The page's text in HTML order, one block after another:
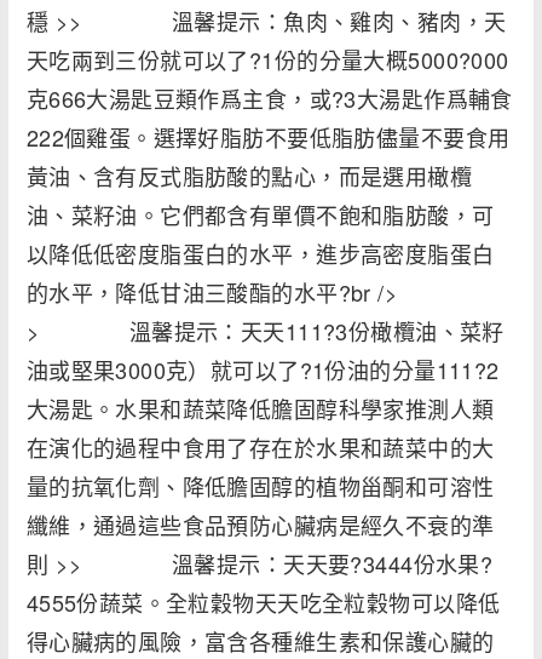
穩 >> 溫馨提示：魚肉、雞肉、豬肉，天
天吃兩到三份就可以了?1份的分量大概5000?000
克666大湯匙豆類作爲主食，或?3大湯匙作爲輔食
222個雞蛋。選擇好脂肪不要低脂肪儘量不要食用
黃油、含有反式脂肪酸的點心，而是選用橄欖
油、菜籽油。它們都含有單價不飽和脂肪酸，可
以降低低密度脂蛋白的水平，進步高密度脂蛋白
的水平，降低甘油三酸酯的水平?br />
> 溫馨提示：天天111?3份橄欖油、菜籽
油或堅果3000克）就可以了?1份油的分量111?2
大湯匙。水果和蔬菜降低膽固醇科學家推測人類
在演化的過程中食用了存在於水果和蔬菜中的大
量的抗氧化劑、降低膽固醇的植物甾酮和可溶性
纖維，通過這些食品預防心臟病是經久不衰的準
則 >> 溫馨提示：天天要?3444份水果?
4555份蔬菜。全粒穀物天天吃全粒穀物可以降低
得心臟病的風險，富含各種維生素和保護心臟的